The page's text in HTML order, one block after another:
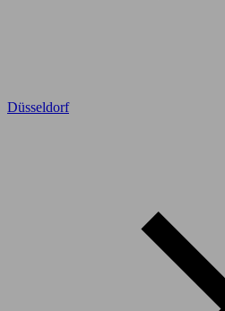
Düsseldorf